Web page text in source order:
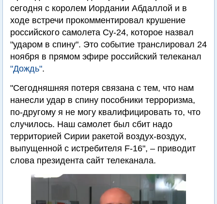
сегодня с королем Иордании Абдаллой и в
ходе встречи прокомментировал крушение
российского самолета Су-24, которое назвал
"ударом в спину". Это событие транслировал 24
ноября в прямом эфире российский телеканал
"Дождь".
"Сегодняшняя потеря связана с тем, что нам
нанесли удар в спину пособники терроризма,
по-другому я не могу квалифицировать то, что
случилось. Наш самолет был сбит надо
территорией Сирии ракетой воздух-воздух,
выпущенной с истребителя F-16", – приводит
слова президента сайт телеканала.